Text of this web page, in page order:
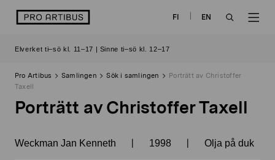
logo FI
EN
Elverket ti–sö kl. 11–17 | Sinne ti–sö kl. 12–17
Pro Artibus Samlingen Sök i samlingen
Porträtt av Christoffer
Taxell
Porträtt av Christoffer Taxell
Weckman Jan Kenneth | 1998 | Olja på duk